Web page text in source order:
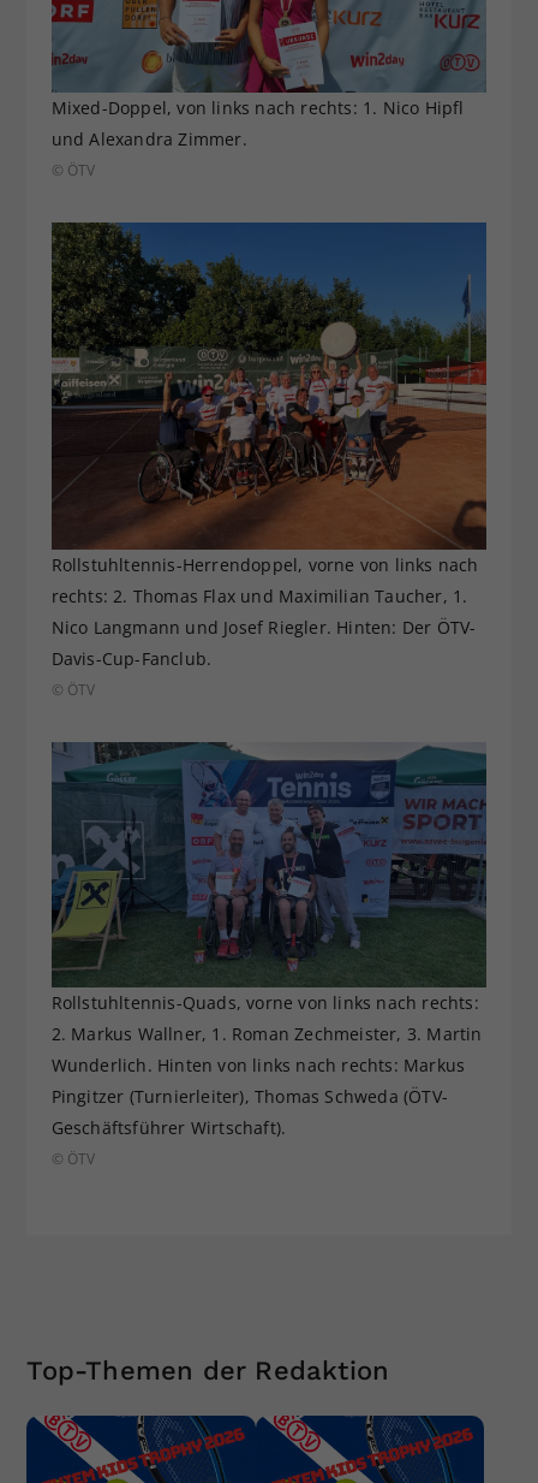
Mixed-Doppel, von links nach rechts: 1. Nico Hipfl
und Alexandra Zimmer.
© ÖTV
Rollstuhltennis-Herrendoppel, vorne von links nach
rechts: 2. Thomas Flax und Maximilian Taucher, 1.
Nico Langmann und Josef Riegler. Hinten: Der ÖTV-
Davis-Cup-Fanclub.
© ÖTV
Rollstuhltennis-Quads, vorne von links nach rechts:
2. Markus Wallner, 1. Roman Zechmeister, 3. Martin
Wunderlich. Hinten von links nach rechts: Markus
Pingitzer (Turnierleiter), Thomas Schweda (ÖTV-
Geschäftsführer Wirtschaft).
© ÖTV
Top-Themen der Redaktion